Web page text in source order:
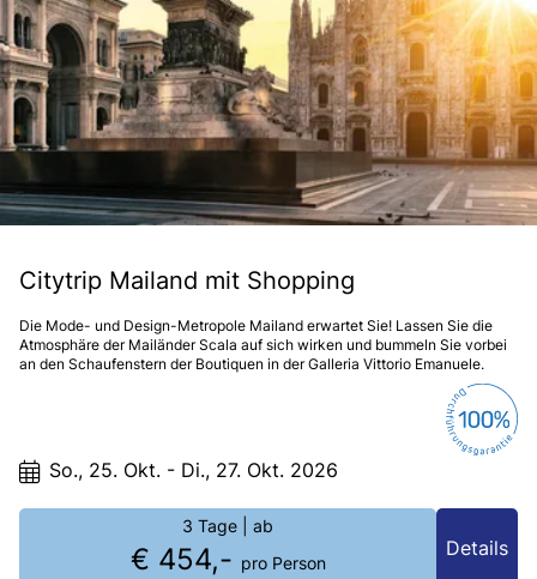
Citytrip Mailand mit Shopping
Die Mode- und Design-Metropole Mailand erwartet Sie! Lassen Sie die
Atmosphäre der Mailänder Scala auf sich wirken und bummeln Sie vorbei
an den Schaufenstern der Boutiquen in der Galleria Vittorio Emanuele.
So., 25. Okt. - Di., 27. Okt. 2026
3 Tage | ab
€ 454,- pro Person
Details